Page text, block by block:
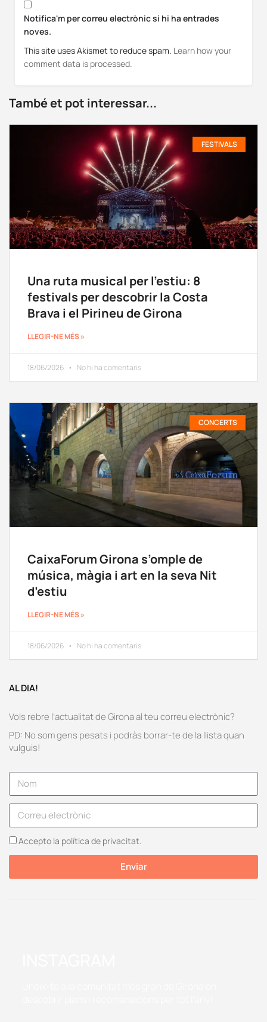
Notifica'm per correu electrònic si hi ha entrades
noves.
This site uses Akismet to reduce spam. Learn how your
comment data is processed.
També et pot interessar...
FESTIVALS
Una ruta musical per l’estiu: 8
festivals per descobrir la Costa
Brava i el Pirineu de Girona
LLEGIR-NE MÉS »
18/06/2026 No hi ha comentaris
CONCERTS
CaixaForum Girona s’omple de
música, màgia i art en la seva Nit
d’estiu
LLEGIR-NE MÉS »
18/06/2026 No hi ha comentaris
AL DIA!
Vols rebre l’actualitat de Girona al teu correu electrònic?
PD: No som gens pesats i podràs borrar-te de la llista quan
vulguis!
Accepto la política de privacitat.
Enviar